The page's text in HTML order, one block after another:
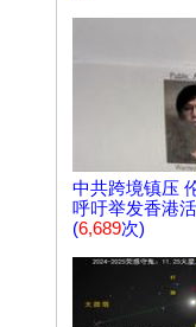
中共跨境镇压
呼吁举发香港
(6,689次)